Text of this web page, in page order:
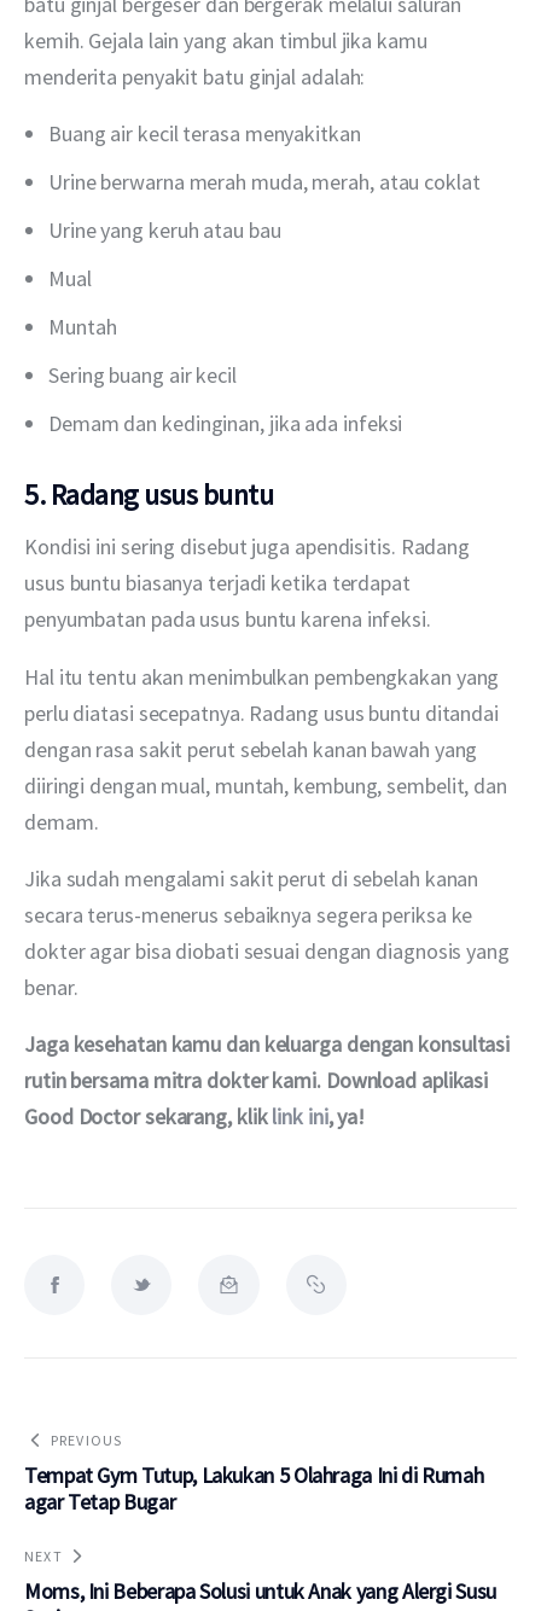
kemih. Gejala lain yang akan timbul jika kamu
menderita penyakit batu ginjal adalah:
Buang air kecil terasa menyakitkan
Urine berwarna merah muda, merah, atau coklat
Urine yang keruh atau bau
Mual
Muntah
Sering buang air kecil
Demam dan kedinginan, jika ada infeksi
5. Radang usus buntu
Kondisi ini sering disebut juga apendisitis. Radang
usus buntu biasanya terjadi ketika terdapat
penyumbatan pada usus buntu karena infeksi.
Hal itu tentu akan menimbulkan pembengkakan yang
perlu diatasi secepatnya. Radang usus buntu ditandai
dengan rasa sakit perut sebelah kanan bawah yang
diiringi dengan mual, muntah, kembung, sembelit, dan
demam.
Jika sudah mengalami sakit perut di sebelah kanan
secara terus-menerus sebaiknya segera periksa ke
dokter agar bisa diobati sesuai dengan diagnosis yang
benar.
Jaga kesehatan kamu dan keluarga dengan konsultasi
rutin bersama mitra dokter kami. Download aplikasi
Good Doctor sekarang, klik link ini, ya!
PREVIOUS
Tempat Gym Tutup, Lakukan 5 Olahraga Ini di Rumah
agar Tetap Bugar
NEXT
Moms, Ini Beberapa Solusi untuk Anak yang Alergi Susu